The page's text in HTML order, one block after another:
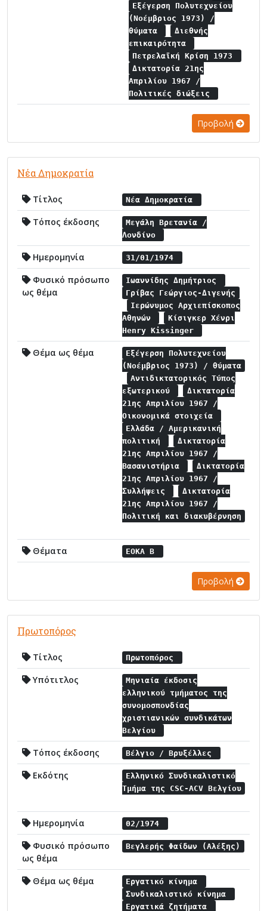
Εξέγερση Πολυτεχνείου
(Νοέμβριος 1973) /
θύματα
Διεθνής
επικαιρότητα
Πετρελαϊκή Κρίση 1973
Δικτατορία 21ης
Απριλίου 1967 /
Πολιτικές διώξεις
Προβολή
Νέα Δημοκρατία
Τίτλος Νέα Δημοκρατία
Τόπος έκδοσης
Μεγάλη Βρετανία /
Λονδίνο
Ημερομηνία 31/01/1974
Φυσικό πρόσωπο
ως θέμα
Ιωαννίδης Δημήτριος
Γρίβας Γεώργιος-Διγενής
Ιερώνυμος Αρχιεπίσκοπος
Αθηνών
Κίσιγκερ Χένρι
Henry Kissinger
Θέμα ως θέμα
Εξέγερση Πολυτεχνείου
(Νοέμβριος 1973) / θύματα
Αντιδικτατορικός Τύπος
εξωτερικού
Δικτατορία
21ης Απριλίου 1967 /
Οικονομικά στοιχεία
Ελλάδα / Αμερικανική
πολιτική
Δικτατορία
21ης Απριλίου 1967 /
Βασανιστήρια
Δικτατορία
21ης Απριλίου 1967 /
Συλλήψεις
Δικτατορία
21ης Απριλίου 1967 /
Πολιτική και διακυβέρνηση
Θέματα ΕΟΚΑ Β
Προβολή
Πρωτοπόρος
Τίτλος Πρωτοπόρος
Υπότιτλος
Μηνιαία έκδοσις
ελληνικού τμήματος της
συνομοσπονδίας
χριστιανικών συνδικάτων
Βελγίου
Τόπος έκδοσης Βέλγιο / Βρυξέλλες
Εκδότης
Ελληνικό Συνδικαλιστικό
Τμήμα της CSC-ACV Βελγίου
Ημερομηνία 02/1974
Φυσικό πρόσωπο
ως θέμα
Βεγλερής Φαίδων (Αλέξης)
Θέμα ως θέμα
Εργατικό κίνημα
Συνδικαλιστικό κίνημα
Εργατικά ζητήματα